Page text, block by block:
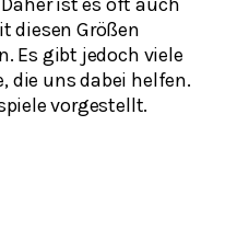
diesen Größen
Es gibt jedoch viele
die uns dabei helfen.
vorgestellt.